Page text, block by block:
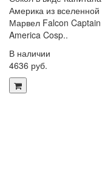
Америка из вселенной
Марвел Falcon Captain
America Cosp..
В наличии
4636 руб.